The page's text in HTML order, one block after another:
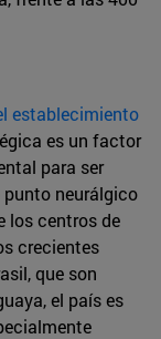
establecimiento
es un factor
para ser
neurálgico
los centros de
crecientes
que son
el país es